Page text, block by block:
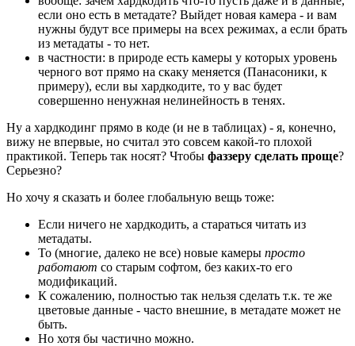
если оно есть в метадате? Выйдет новая камера - и вам
нужны будут все примеры на всех режимах, а если брать
из метадаты - то нет.
в частности: в природе есть камеры у которых уровень
черного вот прямо на скаку меняется (Панасоники, к
примеру), если вы хардкодите, то у вас будет
совершенно ненужная нелинейность в тенях.
Ну а хардкодинг прямо в коде (и не в таблицах) - я, конечно,
вижу не впервые, но считал это совсем какой-то плохой
практикой. Теперь так носят? Чтобы фаззеру сделать проще?
Серьезно?
Но хочу я сказать и более глобальную вещь тоже:
Если ничего не хардкодить, а стараться читать из
метадаты.
То (многие, далеко не все) новые камеры просто
работают со старым софтом, без каких-то его
модификаций.
К сожалению, полностью так нельзя сделать т.к. те же
цветовые данные - часто внешние, в метадате может не
быть.
Но хотя бы частично можно.